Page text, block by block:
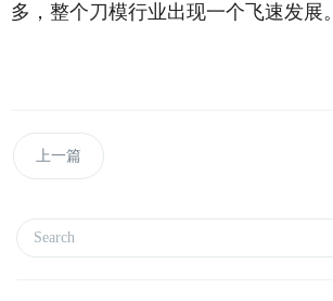
多，整个刀模行业出现一个飞速发展。
上一篇